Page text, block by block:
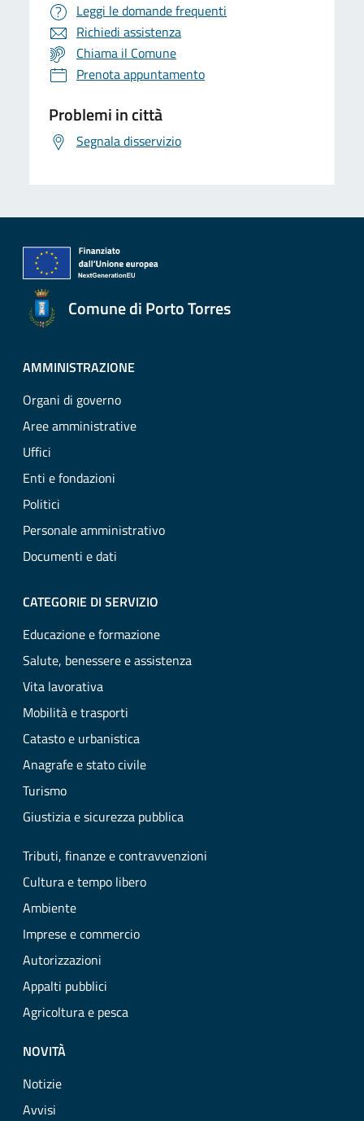
Leggi le domande frequenti
Richiedi assistenza
Chiama il Comune
Prenota appuntamento
Problemi in città
Segnala disservizio
Comune di Porto Torres
AMMINISTRAZIONE
Organi di governo
Aree amministrative
Uffici
Enti e fondazioni
Politici
Personale amministrativo
Documenti e dati
CATEGORIE DI SERVIZIO
Educazione e formazione
Salute, benessere e assistenza
Vita lavorativa
Mobilità e trasporti
Catasto e urbanistica
Anagrafe e stato civile
Turismo
Giustizia e sicurezza pubblica
Tributi, finanze e contravvenzioni
Cultura e tempo libero
Ambiente
Imprese e commercio
Autorizzazioni
Appalti pubblici
Agricoltura e pesca
NOVITÀ
Notizie
Avvisi